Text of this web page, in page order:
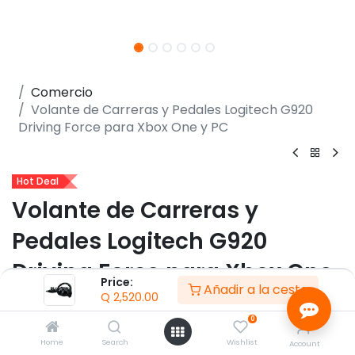
Price:
Q 2,520.00 Añadir a la cesta
Home Search
0
Wishlist Account
Comercio
Volante de Carreras y Pedales Logitech G920
Driving Force para Xbox One y PC
Hot Deal
Volante de Carreras y
Pedales Logitech G920
Driving Force para Xbox One
y PC
(0 reseña)